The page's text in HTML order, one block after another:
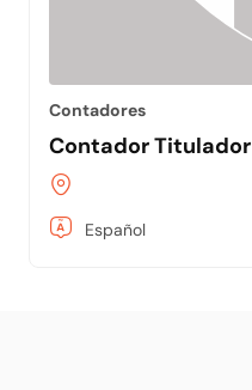
Contadores
Contador Titulador
Español